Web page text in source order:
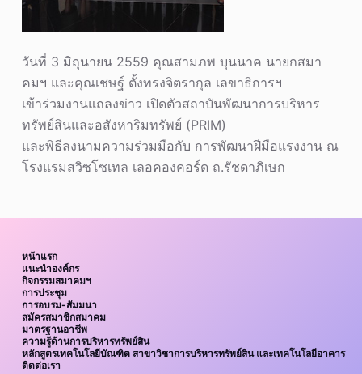
วันที่ 3 มิถุนายน 2559 คุณสามภพ บุนนาค นายกสมา
คมฯ และคุณเชษฐ์ ตั้งทรงจิตรากุล เลขาธิการฯ
เข้าร่วมงานแถลงข่าว เปิดตัวสถาบันพัฒนาการบริหาร
ทรัพย์สินและอสังหาริมทรัพย์ (PRIM)
และพิธีลงนามความร่วมมือกับ การพัฒนาฝีมือแรงงาน ณ
โรงแรมสวิซโซเทล เลอคองคอร์ด ถ.รัชดาภิเษก
หน้าแรก
แนะนำองค์กร
กิจกรรมสมาคมฯ
การประชุม
การอบรม-สัมมนา
สมัครสมาชิกสมาคม
มาตรฐานอาชีพ
ความรู้ด้านการบริหารทรัพย์สิน
หลักสูตรเทคโนโลยีบัณฑิต สาขาวิชาการบริหารทรัพย์สิน และเทคโนโลยีอาคาร
ติดต่อเรา